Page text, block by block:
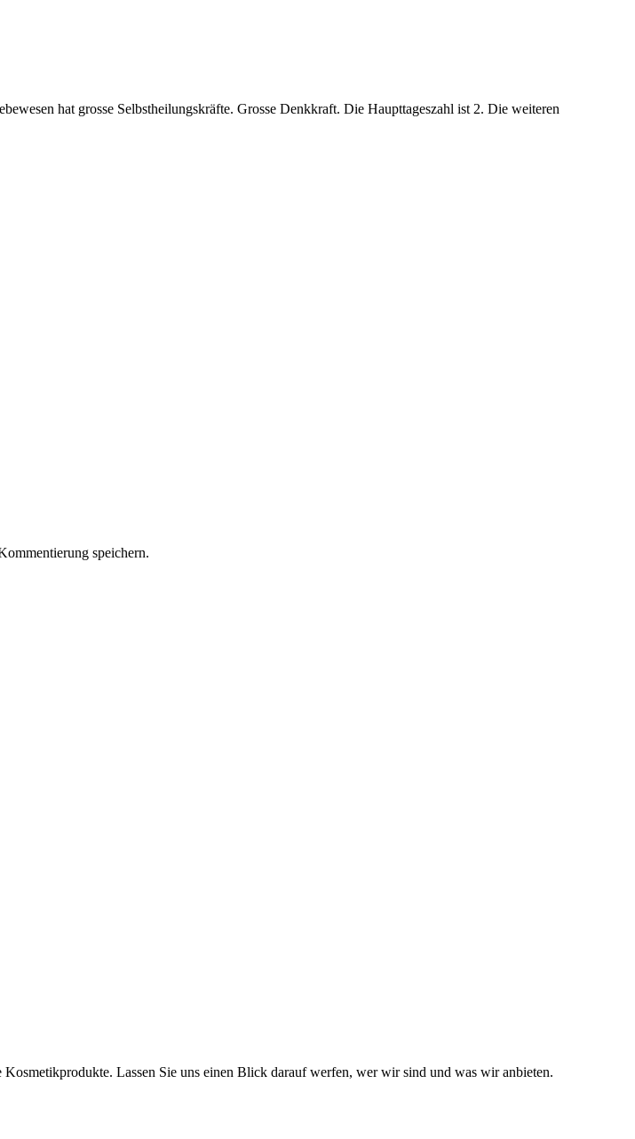
hat grosse Selbstheilungskräfte. Grosse Denkkraft. Die Haupttageszahl ist 2. Die weiteren
speichern.
Lassen Sie uns einen Blick darauf werfen, wer wir sind und was wir anbieten.